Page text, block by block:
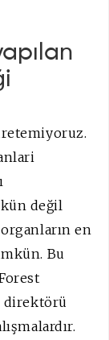
değil
en
Bu
direktörü